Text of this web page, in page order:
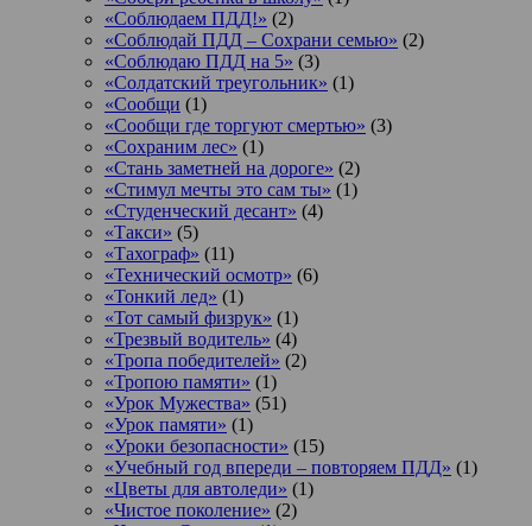
«Соблюдаем ПДД!» (2)
«Соблюдай ПДД – Сохрани семью» (2)
«Соблюдаю ПДД на 5» (3)
«Солдатский треугольник» (1)
«Сообщи (1)
«Сообщи где торгуют смертью» (3)
«Сохраним лес» (1)
«Стань заметней на дороге» (2)
«Стимул мечты это сам ты» (1)
«Студенческий десант» (4)
«Такси» (5)
«Тахограф» (11)
«Технический осмотр» (6)
«Тонкий лед» (1)
«Тот самый физрук» (1)
«Трезвый водитель» (4)
«Тропа победителей» (2)
«Тропою памяти» (1)
«Урок Мужества» (51)
«Урок памяти» (1)
«Уроки безопасности» (15)
«Учебный год впереди – повторяем ПДД» (1)
«Цветы для автоледи» (1)
«Чистое поколение» (2)